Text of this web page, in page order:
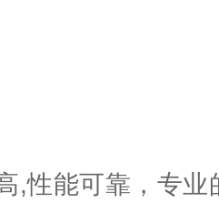
,性能可靠，专